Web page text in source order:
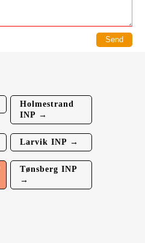
Holmestrand
INP →
Larvik INP →
Tønsberg INP
→